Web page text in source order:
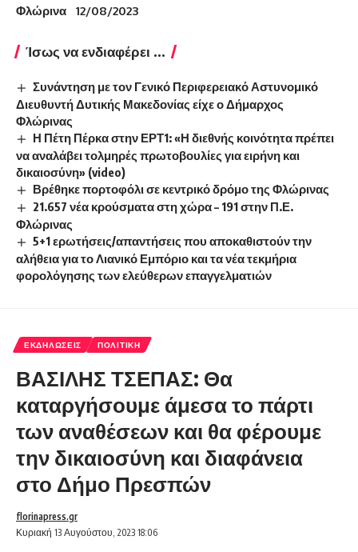
Φλώρινα 12/08/2023
Ίσως να ενδιαφέρει ...
Συνάντηση με τον Γενικό Περιφερειακό Αστυνομικό
Διευθυντή Δυτικής Μακεδονίας είχε ο Δήμαρχος
Φλώρινας
Η Πέτη Πέρκα στην ΕΡΤ1: «Η διεθνής κοινότητα πρέπει
να αναλάβει τολμηρές πρωτοβουλίες για ειρήνη και
δικαιοσύνη» (video)
Βρέθηκε πορτοφόλι σε κεντρικό δρόμο της Φλώρινας
21.657 νέα κρούσματα στη χώρα – 191 στην Π.Ε.
Φλώρινας
5+1 ερωτήσεις/απαντήσεις που αποκαθιστούν την
αλήθεια για το Λιανικό Εμπόριο και τα νέα τεκμήρια
φορολόγησης των ελεύθερων επαγγελματιών
ΕΚΔΗΛΏΣΕΙΣ ΠΟΛΙΤΙΚΉ
ΒΑΣΙΛΗΣ ΤΣΕΠΑΣ: Θα
καταργήσουμε άμεσα το πάρτι
των αναθέσεων και θα φέρουμε
την δικαιοσύνη και διαφάνεια
στο Δήμο Πρεσπών
Κυριακή 13 Αυγούστου, 2023 18:06
florinapress.gr